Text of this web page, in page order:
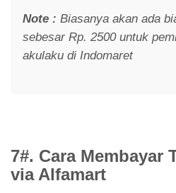
Note : Biasanya akan ada
sebesar Rp. 2500 untuk
akulaku di Indomaret
7#. Cara Membayar
via Alfamart